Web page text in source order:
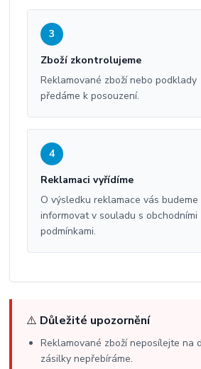
3
Zboží zkontrolujeme
Reklamované zboží nebo podklady
předáme k posouzení.
4
Reklamaci vyřídíme
O výsledku reklamace vás budeme
informovat v souladu s obchodními
podmínkami.
⚠️ Důležité upozornění
Reklamované zboží neposílejte na
zásilky nepřebíráme.